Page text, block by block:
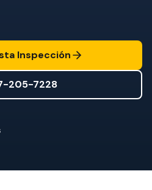
Inspección
205-7228